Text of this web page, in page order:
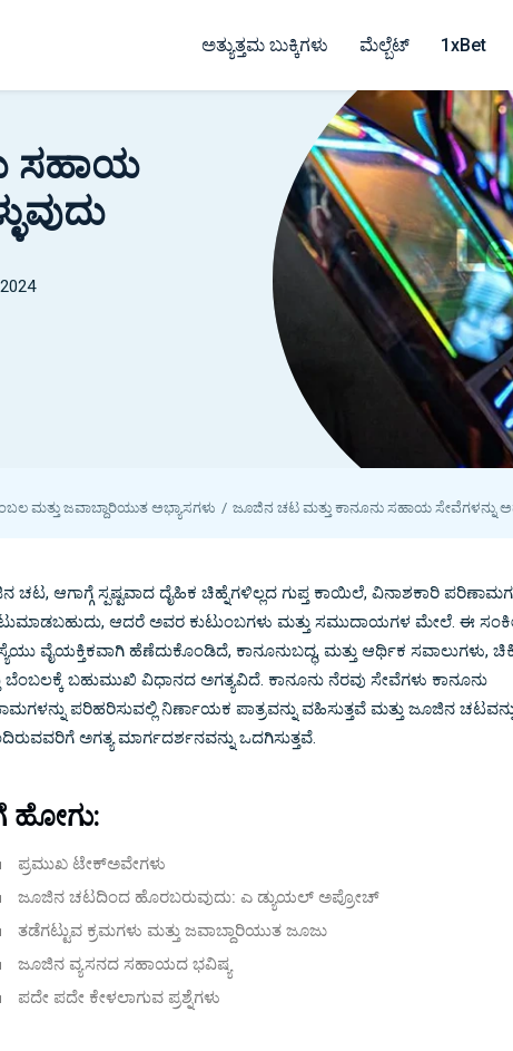
ಅತ್ಯುತ್ತಮ ಬುಕ್ಕಿಗಳು ಮೆಲ್ಬೆಟ್ 1xBet
ಸಹಾಯ
ಮತ್ತು ಜವಾಬ್ದಾರಿಯುತ ಅಭ್ಯಾಸಗಳು ಜೂಜಿನ ಚಟ ಮತ್ತು ಕಾನೂನು ಸಹಾಯ ಸೇವೆಗಳನ್ನು
ಚಟ, ಆಗಾಗ್ಗೆ ಸ್ಪಷ್ಟವಾದ ದೈಹಿಕ ಚಿಹ್ನೆಗಳಿಲ್ಲದ ಗುಪ್ತ ಕಾಯಿಲೆ, ವಿನಾಶಕಾರಿ
ಆದರೆ ಅವರ ಕುಟುಂಬಗಳು ಮತ್ತು ಸಮುದಾಯಗಳ ಮೇಲೆ. ಈ
ವೈಯಕ್ತಿಕವಾಗಿ ಹೆಣೆದುಕೊಂಡಿದೆ, ಕಾನೂನುಬದ್ಧ, ಮತ್ತು ಆರ್ಥಿಕ ಸವಾಲುಗಳು,
ಬೆಂಬಲಕ್ಕೆ ಬಹುಮುಖಿ ವಿಧಾನದ ಅಗತ್ಯವಿದೆ. ಕಾನೂನು ನೆರವು ಸೇವೆಗಳು ಕಾನೂನು
ಪರಿಹರಿಸುವಲ್ಲಿ ನಿರ್ಣಾಯಕ ಪಾತ್ರವನ್ನು ವಹಿಸುತ್ತವೆ ಮತ್ತು ಜೂಜಿನ
ಅಗತ್ಯ ಮಾರ್ಗದರ್ಶನವನ್ನು ಒದಗಿಸುತ್ತವೆ.
ಹೋಗು:
ಪ್ರಮುಖ ಟೇಕ್ಅವೇಗಳು
ಜೂಜಿನ ಚಟದಿಂದ ಹೊರಬರುವುದು: ಎ ಡ್ಯುಯಲ್ ಅಪ್ರೋಚ್
ತಡೆಗಟ್ಟುವ ಕ್ರಮಗಳು ಮತ್ತು ಜವಾಬ್ದಾರಿಯುತ ಜೂಜು
ಜೂಜಿನ ವ್ಯಸನದ ಸಹಾಯದ ಭವಿಷ್ಯ
ಪದೇ ಪದೇ ಕೇಳಲಾಗುವ ಪ್ರಶ್ನೆಗಳು